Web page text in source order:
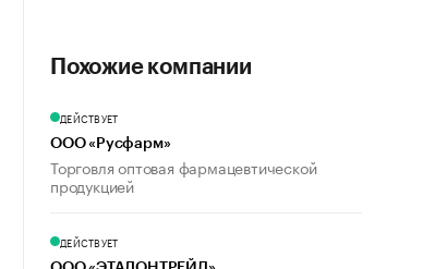
Похожие компании
ДЕЙСТВУЕТ
ООО «Русфарм»
Торговля оптовая фармацевтической
продукцией
ДЕЙСТВУЕТ